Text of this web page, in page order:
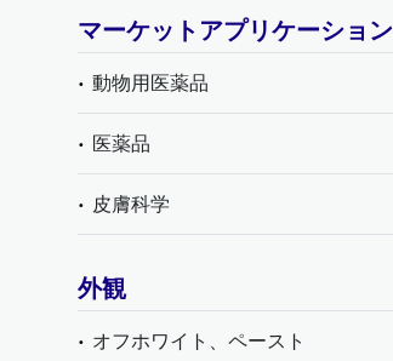
マーケットアプリケーション
動物用医薬品
医薬品
皮膚科学
外観
オフホワイト、ペースト